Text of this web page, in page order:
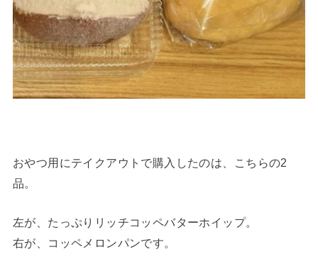
おやつ用にテイクアウトで購入したのは、こちらの2
品。
左が、たっぷりリッチコッペバターホイップ。
右が、コッペメロンパンです。